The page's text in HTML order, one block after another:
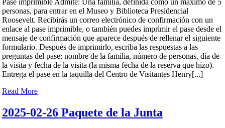
personas, para entrar en el Museo y Biblioteca Presidencial
Roosevelt. Recibirás un correo electrónico de confirmación con un
enlace al pase imprimible, o también puedes imprimir el pase desde el
mensaje de confirmación que aparece después de rellenar el siguiente
formulario. Después de imprimirlo, escriba las respuestas a las
preguntas del pase: nombre de la familia, número de personas, día de
la visita y fecha de la visita (la misma fecha de la reserva que hizo).
Entrega el pase en la taquilla del Centro de Visitantes Henry[...]
Read More
2025-02-26 Paquete de la Junta